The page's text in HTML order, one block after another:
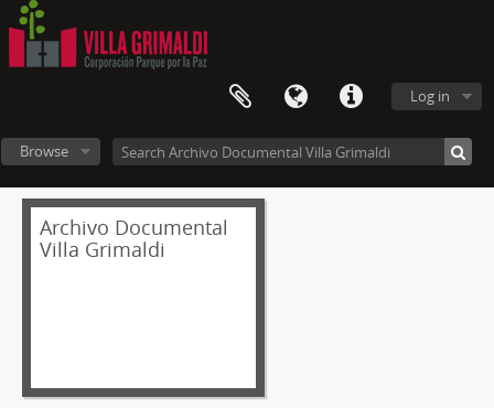
Log in
Browse
Archivo Documental
Villa Grimaldi